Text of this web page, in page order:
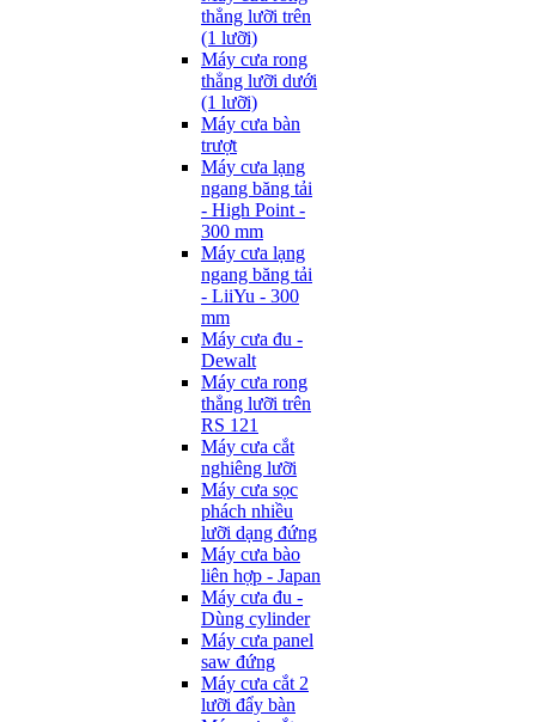
thẳng lưỡi trên
(1 lưỡi)
Máy cưa rong
thẳng lưỡi dưới
(1 lưỡi)
Máy cưa bàn
trượt
Máy cưa lạng
ngang băng tải
- High Point -
300 mm
Máy cưa lạng
ngang băng tải
- LiiYu - 300
mm
Máy cưa đu -
Dewalt
Máy cưa rong
thẳng lưỡi trên
RS 121
Máy cưa cắt
nghiêng lưỡi
Máy cưa sọc
phách nhiều
lưỡi dạng đứng
Máy cưa bào
liên hợp - Japan
Máy cưa đu -
Dùng cylinder
Máy cưa panel
saw đứng
Máy cưa cắt 2
lưỡi đẩy bàn